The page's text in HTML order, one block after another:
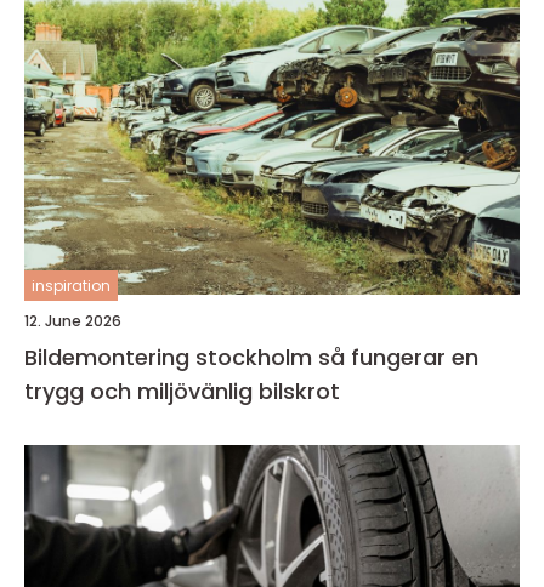
inspiration
12. June 2026
Bildemontering stockholm så fungerar en
trygg och miljövänlig bilskrot